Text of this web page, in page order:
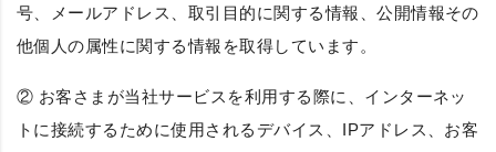
号、メールアドレス、取引目的に関する情報、公開情報その
他個人の属性に関する情報を取得しています。
② お客さまが当社サービスを利用する際に、インターネッ
トに接続するために使用されるデバイス、IPアドレス、お客